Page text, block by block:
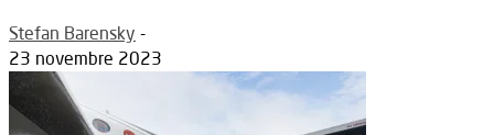
Stefan Barensky -
23 novembre 2023